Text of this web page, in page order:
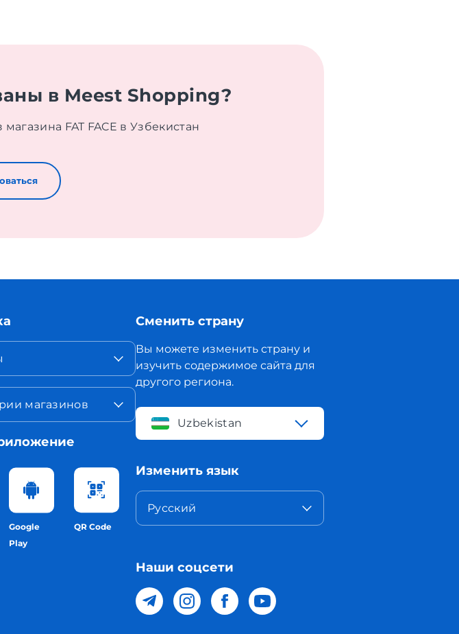
в Meest Shopping?
FAT FACE в Узбекистан
магазинов
Google
Play
QR Code
Сменить страну
Вы можете изменить страну и
изучить содержимое сайта для
другого региона.
Uzbekistan
Изменить язык
Русский
Наши соцсети